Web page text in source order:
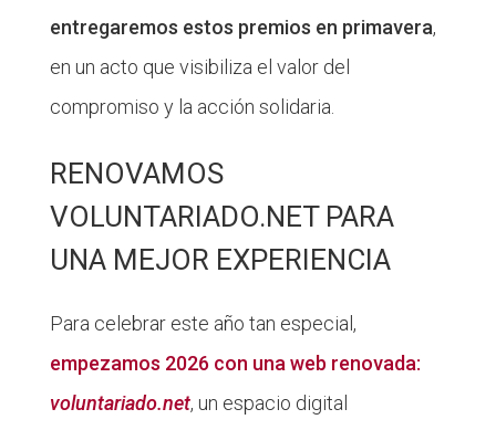
entregaremos estos premios en primavera,
en un acto que visibiliza el valor del
compromiso y la acción solidaria.
RENOVAMOS
VOLUNTARIADO.NET PARA
UNA MEJOR EXPERIENCIA
Para celebrar este año tan especial,
empezamos 2026 con una web renovada:
voluntariado.net, un espacio digital